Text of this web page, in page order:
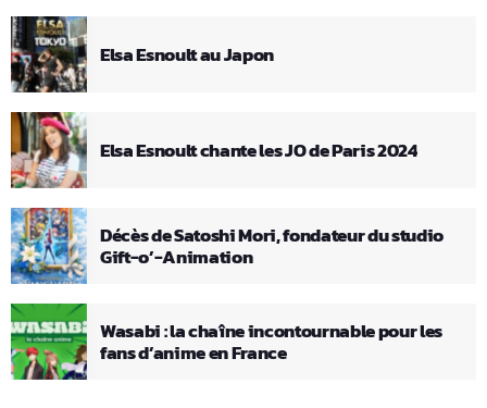
Elsa Esnoult au Japon
Elsa Esnoult chante les JO de Paris 2024
Décès de Satoshi Mori, fondateur du studio
Gift-o’-Animation
Wasabi : la chaîne incontournable pour les
fans d’anime en France